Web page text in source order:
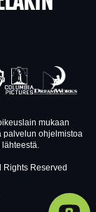
mukaan
palvelun ohjelmistoa
lähteestä.
Reserved